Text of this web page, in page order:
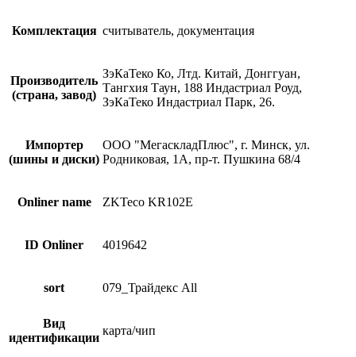
Комплектация считыватель, документация
Производитель
(страна, завод)
ЗэКаТеко Ко, Лтд. Китай, Донггуан,
Тангхия Таун, 188 Индастриал Роуд,
ЗэКаТеко Индастриал Парк, 26.
Импортер
(шины и диски)
ООО "МегаскладПлюс", г. Минск, ул.
Родниковая, 1А, пр-т. Пушкина 68/4
Onliner name ZKTeco KR102E
ID Onliner 4019642
sort 079_Трайдекс All
Вид
идентификации
карта/чип